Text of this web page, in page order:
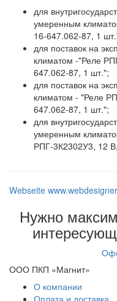
для
умеренным
16-647.062-87, 1
для поставок на
климатом -"Реле
647.062-87, 1 шт.";
для поставок на
климатом - "Реле
647.062-87, 1 шт.";
для
умеренным
РПГ-3К2302У3, 12
Webseite
Нужно
ООО ПКП «Магнит»
О компании